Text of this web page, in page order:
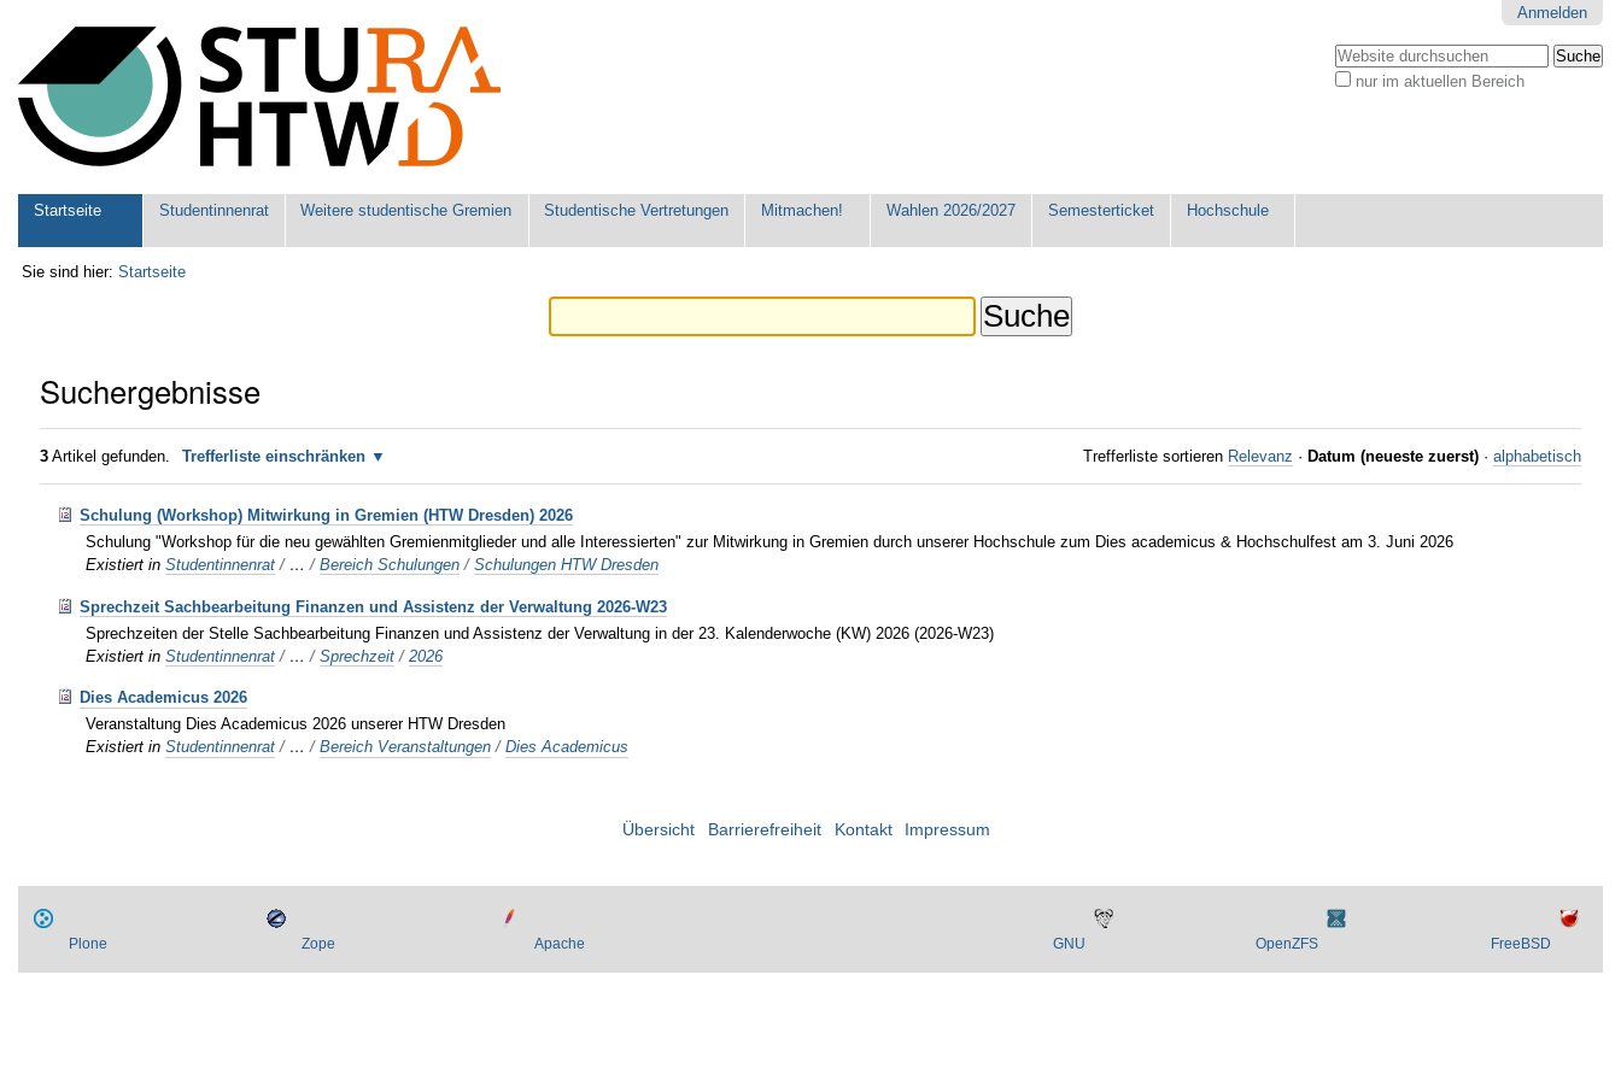
Werkzeuge
Anmelden
Website durchsuchen
nur im aktuellen Bereich
Sektionen
Startseite Studentinnenrat Weitere studentische Gremien Studentische Vertretungen Mitmachen! Wahlen 2026/2027 Semesterticket Hochschule
Sie sind hier: Startseite
Suchergebnisse
3 Artikel gefunden. Trefferliste einschränken Trefferliste sortieren Relevanz · Datum (neueste zuerst) · alphabetisch
Schulung (Workshop) Mitwirkung in Gremien (HTW Dresden) 2026
Schulung "Workshop für die neu gewählten Gremienmitglieder und alle Interessierten" zur Mitwirkung in Gremien durch unserer Hochschule zum Dies academicus & Hochschulfest am 3. Juni 2026
Existiert in Studentinnenrat / …/Bereich Schulungen /Schulungen HTW Dresden
Sprechzeit Sachbearbeitung Finanzen und Assistenz der Verwaltung 2026-W23
Sprechzeiten der Stelle Sachbearbeitung Finanzen und Assistenz der Verwaltung in der 23. Kalenderwoche (KW) 2026 (2026-W23)
Existiert in Studentinnenrat / …/Sprechzeit /2026
Dies Academicus 2026
Veranstaltung Dies Academicus 2026 unserer HTW Dresden
Existiert in Studentinnenrat / …/Bereich Veranstaltungen /Dies Academicus
Übersicht Barrierefreiheit Kontakt Impressum
Plone Zope Apache GNU OpenZFS FreeBSD